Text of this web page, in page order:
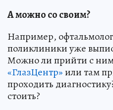
А можно со своим?
Например,
поликлиники уже
Можно ли прийти с
«ГлазЦентр»или там
проходить
стоить?